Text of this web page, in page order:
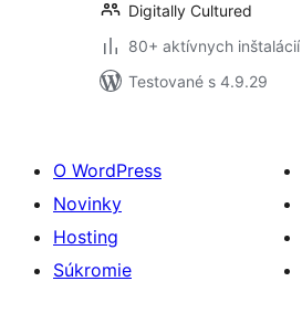
Digitally Cultured
80+ aktívnych inštalácií
Testované s 4.9.29
O WordPress
Novinky
Hosting
Súkromie